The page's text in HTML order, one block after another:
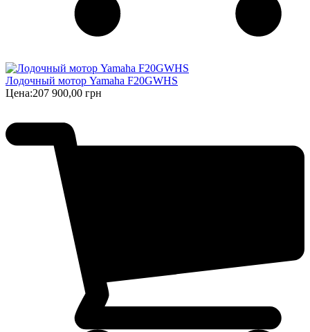
Лодочный мотор Yamaha F20GWHS
Цена:207 900,00 грн